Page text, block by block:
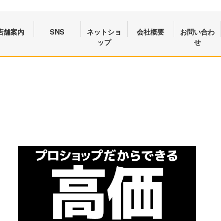
舗案内 SNS
ネットショ
ップ
会社概要
お問い合わ
せ